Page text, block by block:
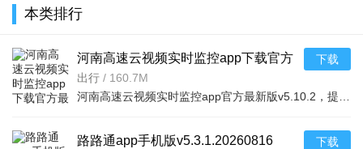
2026手机版
本类排行
河南高速云视频实时监控app下载官方
最新版v5.10.2 2026手机版
出行 / 160.7M
下载
路路通app手机版v5.3.1.20260816
下载